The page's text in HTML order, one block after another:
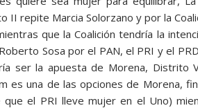
repite Marcia Solorzano y por la
que la Coalición tendría la
Sosa por el PAN, el PRI y el
ser la apuesta de Morena, Distrito
es una de las opciones de Morena,
el PRI lleve mujer en el Uno)